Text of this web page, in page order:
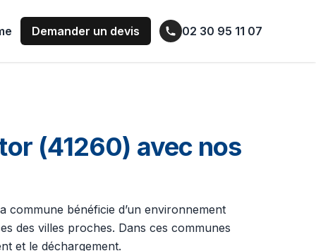
Demander un devis 02 30 95 11 07
(41260) avec nos
commune bénéficie d’un environnement
des villes proches. Dans ces communes
et le déchargement.